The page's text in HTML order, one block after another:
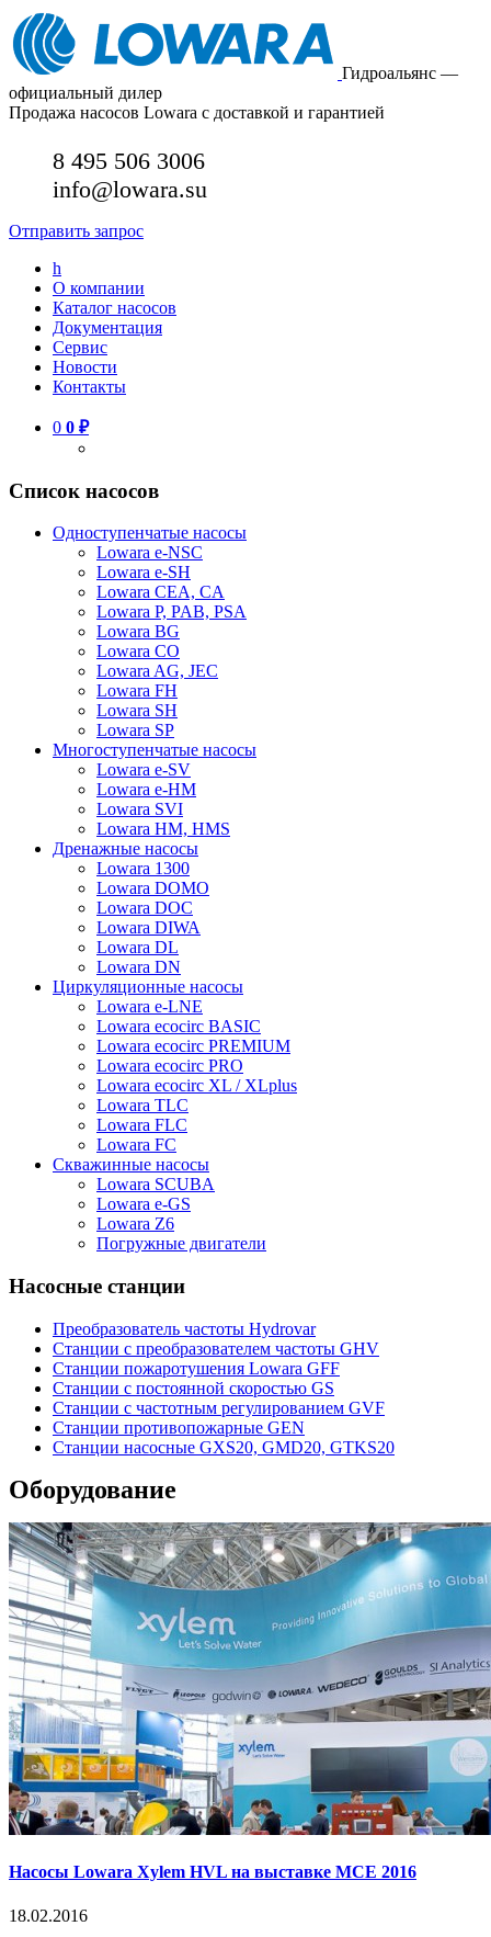
Гидроальянс —
официальный дилер
Продажа насосов Lowara с доставкой и гарантией
8 495 506 3006
info@lowara.su
Отправить запрос
h
О компании
Каталог насосов
Документация
Сервис
Новости
Контакты
0 0 ₽
Список насосов
Одноступенчатые насосы
Lowara e-NSC
Lowara e-SH
Lowara CEA, CA
Lowara P, PAB, PSA
Lowara BG
Lowara CO
Lowara AG, JEC
Lowara FH
Lowara SH
Lowara SP
Многоступенчатые насосы
Lowara e-SV
Lowara e-HM
Lowara SVI
Lowara HM, HMS
Дренажные насосы
Lowara 1300
Lowara DOMO
Lowara DOC
Lowara DIWA
Lowara DL
Lowara DN
Циркуляционные насосы
Lowara e-LNE
Lowara ecocirc BASIC
Lowara ecocirc PREMIUM
Lowara ecocirc PRO
Lowara ecocirc XL / XLplus
Lowara TLC
Lowara FLC
Lowara FC
Скважинные насосы
Lowara SCUBA
Lowara e-GS
Lowara Z6
Погружные двигатели
Насосные станции
Преобразователь частоты Hydrovar
Станции с преобразователем частоты GHV
Станции пожаротушения Lowara GFF
Станции с постоянной скоростью GS
Станции с частотным регулированием GVF
Станции противопожарные GEN
Станции насосные GXS20, GMD20, GTKS20
Оборудование
Насосы Lowara Xylem HVL на выставке MCE 2016
18.02.2016